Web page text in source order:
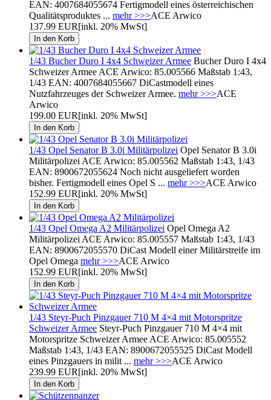
EAN: 4007684055674 Fertigmodell eines österreichischen
Qualitätsproduktes ... mehr >>>ACE Arwico
137.99 EUR[inkl. 20% MwSt]
1/43 Bucher Duro I 4x4 Schweizer Armee Bucher Duro I 4x4
Schweizer Armee ACE Arwico: 85.005566 Maßstab 1:43,
1/43 EAN: 4007684055667 DiCastmodell eines
Nutzfahrzeuges der Schweizer Armee. mehr >>>ACE
Arwico
199.00 EUR[inkl. 20% MwSt]
1/43 Opel Senator B 3.0i Militärpolizei Opel Senator B 3.0i
Militärpolizei ACE Arwico: 85.005562 Maßstab 1:43, 1/43
EAN: 8900672055624 Noch nicht ausgeliefert worden
bisher. Fertigmodell eines Opel S ... mehr >>>ACE Arwico
152.99 EUR[inkl. 20% MwSt]
1/43 Opel Omega A2 Militärpolizei Opel Omega A2
Militärpolizei ACE Arwico: 85.005557 Maßstab 1:43, 1/43
EAN: 8900672055570 DiCast Modell einer Militärstreife im
Opel Omega mehr >>>ACE Arwico
152.99 EUR[inkl. 20% MwSt]
1/43 Steyr-Puch Pinzgauer 710 M 4×4 mit Motorspritze
Schweizer Armee Steyr-Puch Pinzgauer 710 M 4×4 mit
Motorspritze Schweizer Armee ACE Arwico: 85.005552
Maßstab 1:43, 1/43 EAN: 8900672055525 DiCast Modell
eines Pinzgauers in milit ... mehr >>>ACE Arwico
239.99 EUR[inkl. 20% MwSt]